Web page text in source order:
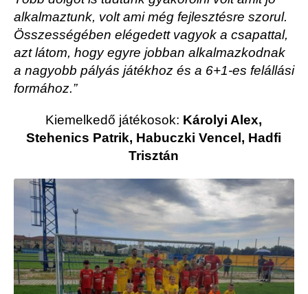
alkalmaztunk, volt ami még fejlesztésre szorul.
Összességében elégedett vagyok a csapattal,
azt látom, hogy egyre jobban alkalmazkodnak
a nagyobb pályás játékhoz és a 6+1-es felállási
formához.”
Kiemelkedő játékosok: Károlyi Alex,
Stehenics Patrik, Habuczki Vencel, Hadfi
Trisztán